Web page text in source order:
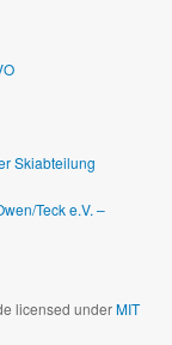
Skiabteilung
Teck e.V. –
licensed underMIT